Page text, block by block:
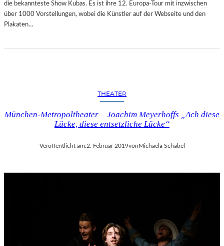
die bekannteste Show Kubas. Es ist ihre 12. Europa-Tour mit inzwischen
über 1000 Vorstellungen, wobei die Künstler auf der Webseite und den
Plakaten…
THEATER
München-Metropoltheater – Joachim Meyerhoffs „Ach diese
Lücke, diese entsetzliche Lücke“
Veröffentlicht am:2. Februar 2019vonMichaela Schabel